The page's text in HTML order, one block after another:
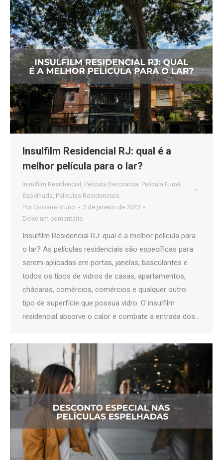
Insulfilm Residencial RJ: qual é a
melhor película para o lar?
Insulfilm Residencial , Película Decorativa, Película Fumê
Espelhada, Películas Residenciais
Por Giovane Bruno
3 de janeiro de 2023
Deixe um comentário
Insulfilm Residencial RJ: qual é a melhor película para
o lar? As películas residenciais são específicas para
serem aplicadas em portas, janelas, basculantes e
todos os tipos de vidros de casas, apartamentos,
chácaras, comércios, comércios e qualquer outro
tipo de superfície que possua vidro. O insulfilm
residencial absorve o calor e combate a entrada dos…